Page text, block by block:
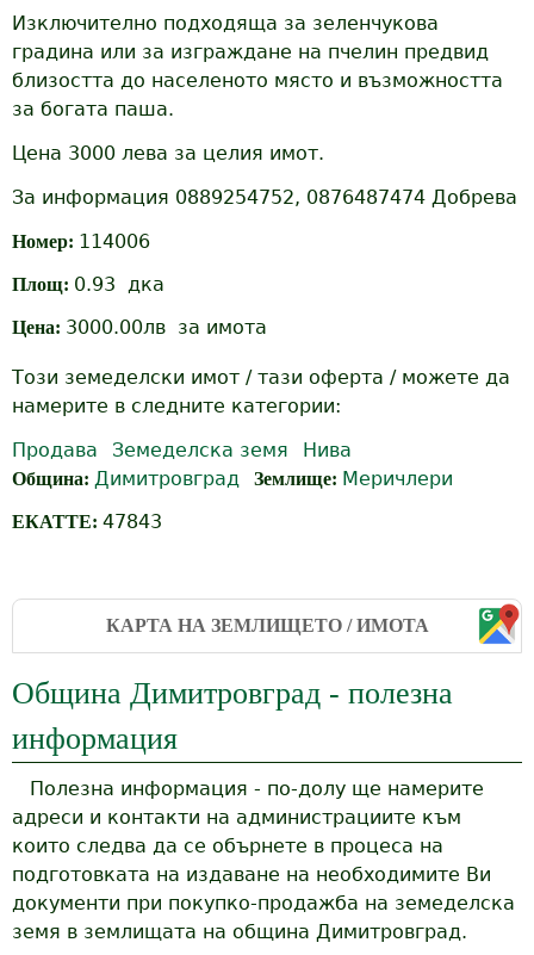
Изключително подходяща за зеленчукова
градина или за изграждане на пчелин предвид
близостта до населеното място и възможността
за богата паша.
Цена 3000 лева за целия имот.
За информация 0889254752, 0876487474 Добрева
Номер: 114006
Площ: 0.93 дка
Цена: 3000.00лв за имота
Този земеделски имот / тази оферта / можете да
намерите в следните категории:
Продава
Земеделска земя Нива
Община: Димитровград Землище: Меричлери
ЕКАТТЕ: 47843
КАРТА НА ЗЕМЛИЩЕТО / ИМОТА
Община Димитровград - полезна
информация
Полезна информация - по-долу ще намерите
адреси и контакти на администрациите към
които следва да се обърнете в процеса на
подготовката на издаване на необходимите Ви
документи при покупко-продажба на земеделска
земя в землищата на община Димитровград.